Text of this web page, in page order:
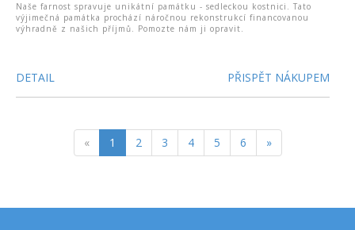
Naše farnost spravuje unikátní památku - sedleckou kostnici. Tato
výjimečná památka prochází náročnou rekonstrukcí financovanou
výhradně z našich příjmů. Pomozte nám ji opravit.
DETAIL PŘISPĚT NÁKUPEM
« 1 2 3 4 5 6 »